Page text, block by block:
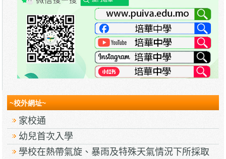
~校外網址~
家校通
幼兒首次入學
學校在熱帶氣旋、暴雨及特殊天氣情況下所採取